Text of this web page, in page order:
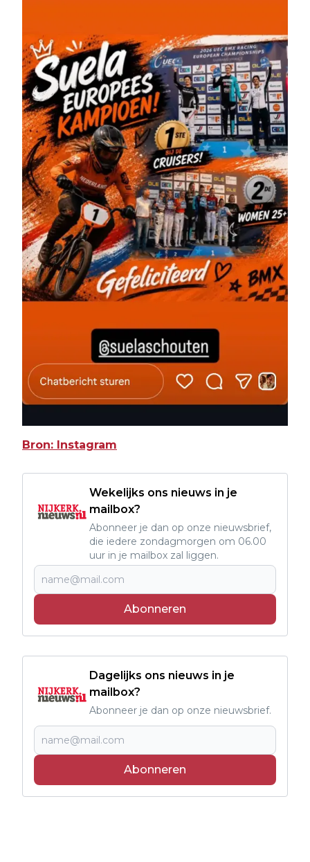
Bron: Instagram
Wekelijks ons nieuws in je
mailbox?
Abonneer je dan op onze nieuwsbrief,
die iedere zondagmorgen om 06.00
uur in je mailbox zal liggen.
Abonneren
Dagelijks ons nieuws in je
mailbox?
Abonneer je dan op onze nieuwsbrief.
Abonneren